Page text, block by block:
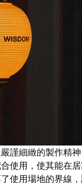
謹細緻的製作精
使用，使其能在
使用場地的界線